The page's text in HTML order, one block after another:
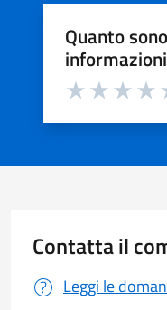
Quanto
Valuta da 1 a 5
Contatta il
Leggi le